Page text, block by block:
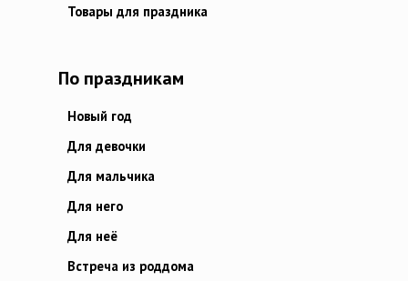
Товары для праздника
По праздникам
Новый год
Для девочки
Для мальчика
Для него
Для неё
Встреча из роддома